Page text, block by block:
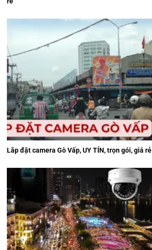
Lắp đặt camera Gò Vấp, UY TÍN, trọn gói, giá rẻ